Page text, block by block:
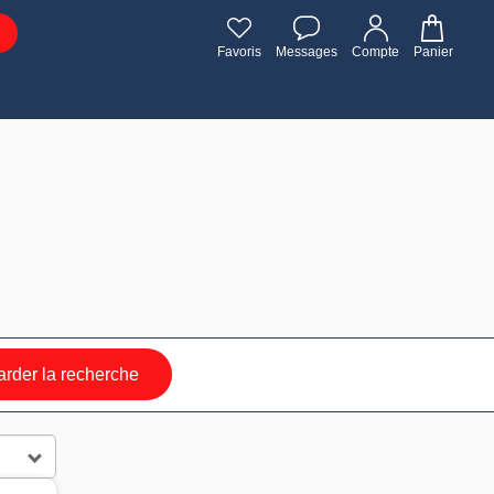
Favoris Messages Compte Panier
la recherche